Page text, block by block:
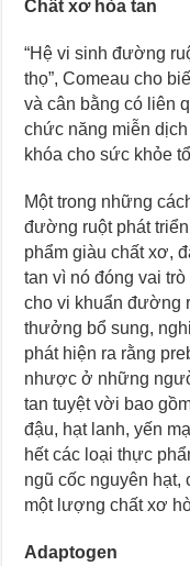
Chất xơ hòa tan
“Hệ vi sinh đường
thọ”, Comeau cho
và cân bằng có liên
chức năng miễn
khóa cho sức khỏe
Một trong những
đường ruột phát
phẩm giàu chất xơ,
tan vì nó đóng vai
cho vi khuẩn đường
thưởng bổ sung,
phát hiện ra rằng
nhược ở những
tan tuyệt vời bao
đậu, hạt lanh, yến
hết các loại thực
ngũ cốc nguyên hạt,
một lượng chất xơ
Adaptogen